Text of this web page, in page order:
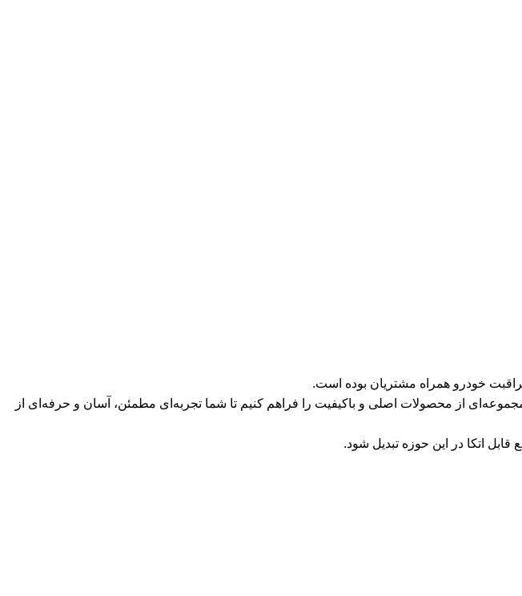
مجموعه‌ای از محصولات اصلی و باکیفیت را فراهم کنیم تا شما تجربه‌ای مطمئن، آسان و حرفه‌ای از